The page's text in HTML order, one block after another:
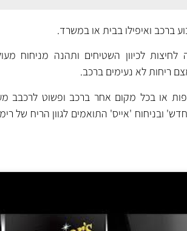
לכיוון השטיחים ותהנה מניחוח
ריחות לא נעימים ברכב.
או בכל מקום אחר ברכב ופשוט לרכבב
ובניחוח 'אייס' התואמים לגוון הריח של